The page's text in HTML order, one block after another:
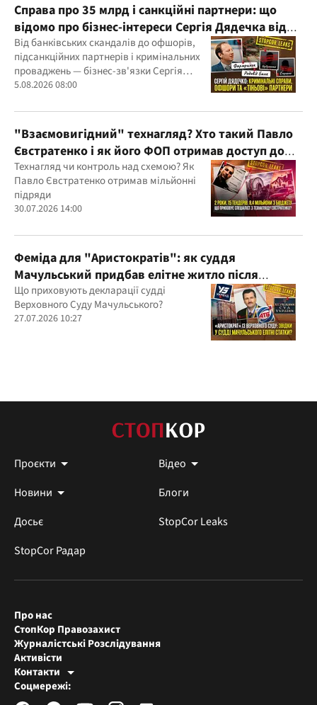
Справа про 35 млрд і санкційні партнери: що
відомо про бізнес-інтереси Сергія Дядечка від
"Родовід Банку" до "ФАРМАСЕЛ"
Від банківських скандалів до офшорів,
підсанкційних партнерів і кримінальних
проваджень — бізнес-зв'язки Сергія
Дядечка й досі простягаються через
5.08.2026 08:00
"Взаємовигідний" технагляд? Хто такий Павло
Євстратенко і як його ФОП отримав доступ до
бюджетних мільйонів?
Технагляд чи контроль над схемою? Як
Павло Євстратенко отримав мільйонні
підряди
30.07.2026 14:00
Феміда для "Аристократів": як суддя
Мачульський придбав елітне житло після
вердикту на користь забудовника?
Що приховують декларації судді
Верховного Суду Мачульського?
27.07.2026 10:27
Проєкти
Відео
Новини
Блоги
Досьє
StopCor Leaks
StopCor Радар
Про нас
СтопКор Правозахист
Журналістські Розслідування
Активісти
Контакти
Редакція СтопКора
Журналісти-розслідувачі
Соцмережі: